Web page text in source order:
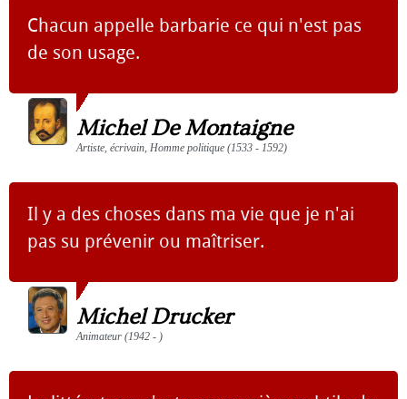
Chacun appelle barbarie ce qui n'est pas
de son usage.
Michel De Montaigne
Artiste, écrivain, Homme politique (1533 - 1592)
Il y a des choses dans ma vie que je n'ai
pas su prévenir ou maîtriser.
Michel Drucker
Animateur (1942 - )